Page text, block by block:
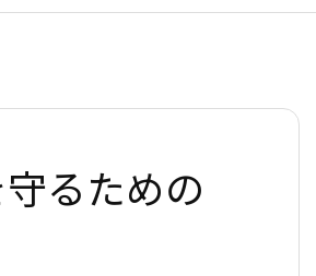
るための